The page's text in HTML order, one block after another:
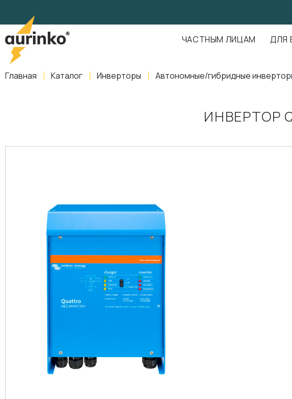
ЧАСТНЫМ ЛИЦАМ ДЛЯ
Главная Каталог Инверторы Автономные/гибридные
ИНВЕРТОР
,Свердловская область
info@aurinkos.com
8-800-770-79-40